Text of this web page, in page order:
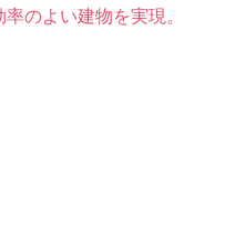
のよい建物を実現。